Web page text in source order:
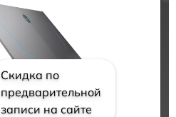
Скидка по
предварительной
записи на сайте